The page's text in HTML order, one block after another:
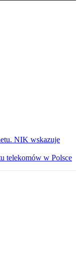
NIK wskazuje
telekomów w Polsce